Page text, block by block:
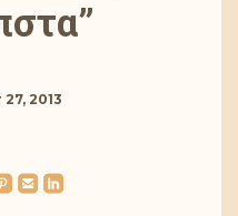
2013
roundedemail roundedlinkedin